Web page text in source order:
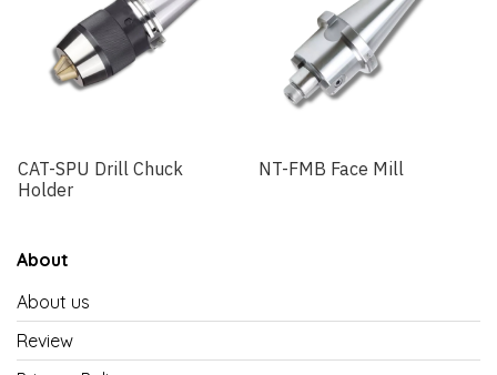
CAT-SPU Drill Chuck
Holder
NT-FMB Face Mill
About
About us
Review